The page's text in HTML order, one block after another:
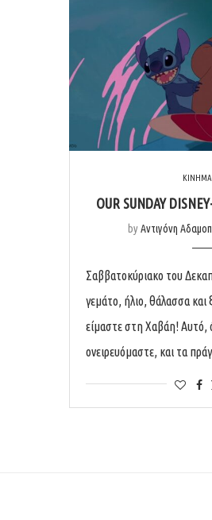
OUR SUNDAY
byΑντιγόνη
Σαββατοκύριακο του
γεμάτο, ήλιο, θάλασσα και
είμαστε στη Χαβάη! Αυτό,
ονειρευόμαστε, και τα